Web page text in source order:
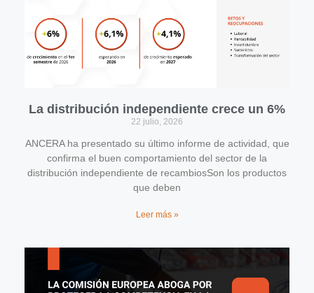
La distribución independiente crece un 6%
22 julio, 2026
ANCERA ha presentado su último informe de actividad, que
confirma el buen comportamiento del sector de la
distribución independiente de recambiosSon los productos
que deben
Leer más »